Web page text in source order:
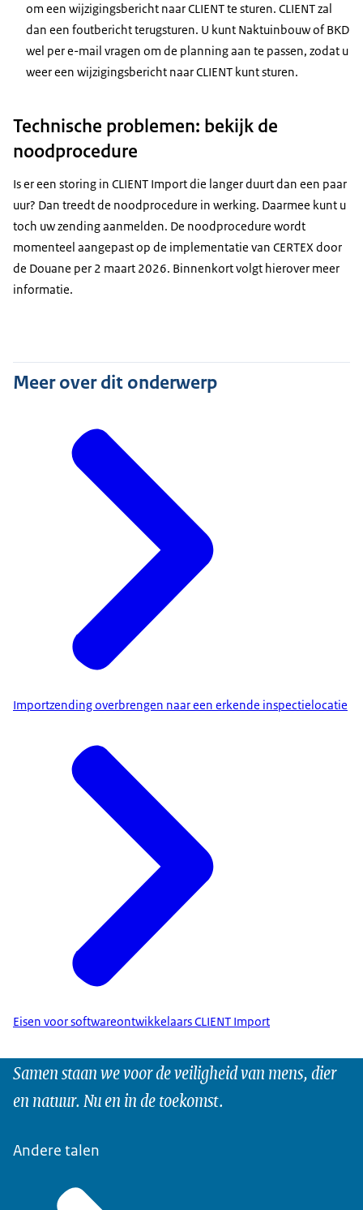
om een wijzigingsbericht naar CLIENT te sturen. CLIENT zal
dan een foutbericht terugsturen. U kunt Naktuinbouw of BKD
wel per e-mail vragen om de planning aan te passen, zodat u
weer een wijzigingsbericht naar CLIENT kunt sturen.
Technische problemen: bekijk de
noodprocedure
Is er een storing in CLIENT Import die langer duurt dan een paar
uur? Dan treedt de noodprocedure in werking. Daarmee kunt u
toch uw zending aanmelden. De noodprocedure wordt
momenteel aangepast op de implementatie van CERTEX door
de Douane per 2 maart 2026. Binnenkort volgt hierover meer
informatie.
Meer over dit onderwerp
Importzending overbrengen naar een erkende inspectielocatie
Eisen voor softwareontwikkelaars CLIENT Import
Samen staan we voor de veiligheid van mens, dier
en natuur. Nu en in de toekomst.
Andere talen